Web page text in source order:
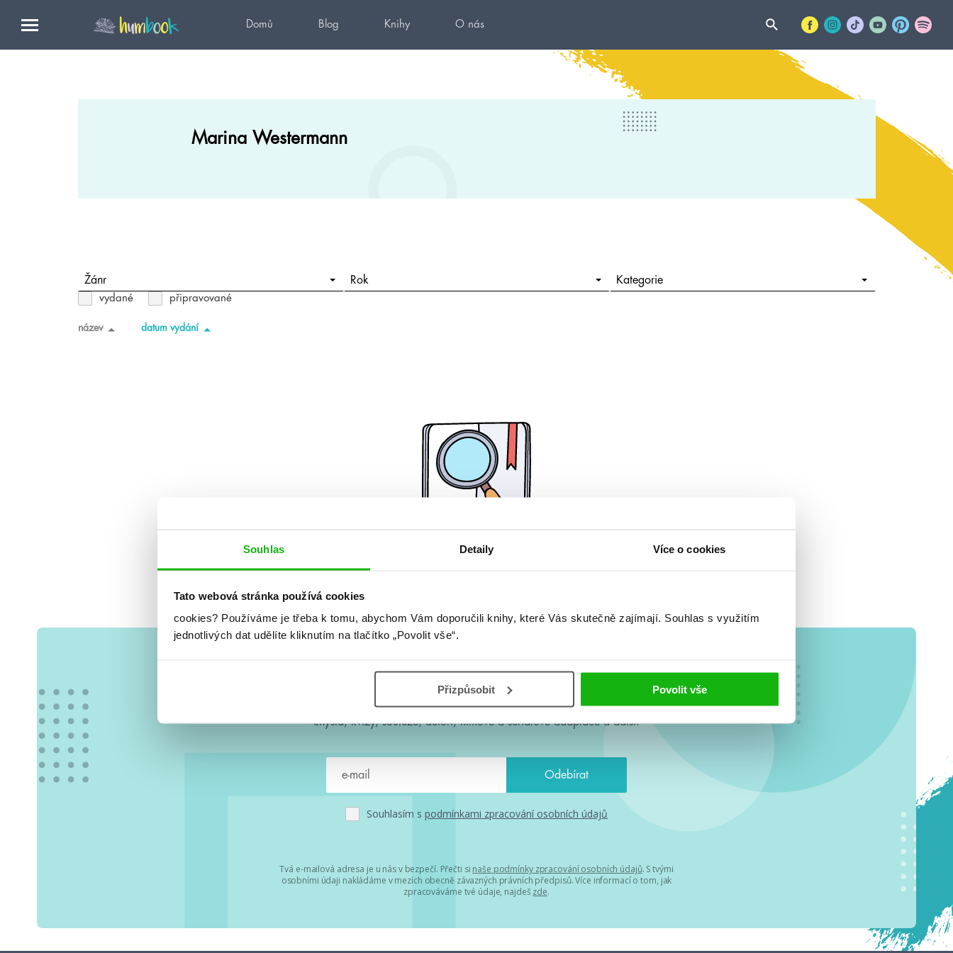
Souhlas Detaily Více o cookies
Tato webová stránka používá cookies
cookies? Používáme je třeba k tomu, abychom Vám doporučili knihy, které Vás skutečně zajímají. Souhlas s využitím
jednotlivých dat udělíte kliknutím na tlačítko „Povolit vše“.
Přizpůsobit Povolit vše
Domů Blog Knihy O nás
Marina Westermann
Žánr Rok Kategorie
vydané připravované
název datum vydání
#HumbookNews
Vše kolem #youngadult každý měsíc rovnou do mailu! Nové knihy, co se
chystá, kvízy, soutěže, autoři, filmové a seriálové adaptace a další.
Souhlasím s podmínkami zpracování osobních údajů
Tvá e-mailová adresa je u nás v bezpečí. Přečti si naše podmínky zpracování osobních údajů. S tvými
osobními údaji nakládáme v mezích obecně závazných právních předpisů. Více informací o tom, jak
zpracováváme tvé údaje, najdeš zde.